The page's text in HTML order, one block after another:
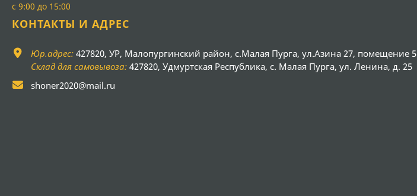
с 9:00 до 15:00
КОНТАКТЫ И АДРЕС
Юр.адрес: 427820, УР, Малопургинский район, с.Малая Пурга, ул.Азина 27, помещение 5
Склад для самовывоза: 427820, Удмуртская Республика, с. Малая Пурга, ул. Ленина, д. 25
shoner2020@mail.ru